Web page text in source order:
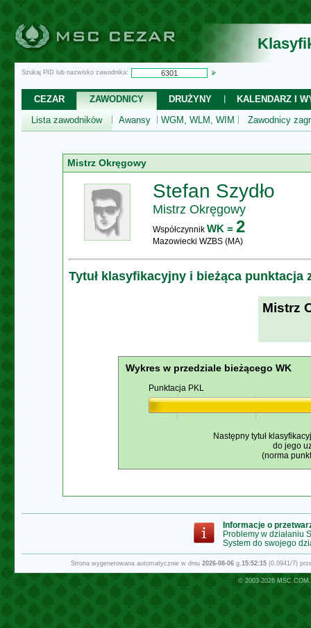
Szukaj PID lub nazwisko zawodnika:
CEZAR ZAWODNICY DRUŻYNY
KALENDARZ I
Lista zawodników
Awansy WGM, WLM, WIM Zawodnicy
Mistrz Okręgowy
Stefan Szydło
Mistrz Okręgowy
Współczynnik WK = 2
Mazowiecki WZBS (MA)
Tytuł klasyfikacyjny i bieżąca punktacja
Mistrz
Wykres w przedziale bieżącego WK
Punktacja PKL
Następny tytuł
do jego
(norma
Informacje o
Problemy w działaniu
System do swojego
Strona wygenerowana automatycznie w dniu 2026-08-06g.15:52:15(0.0941/7)
© 2003-2026